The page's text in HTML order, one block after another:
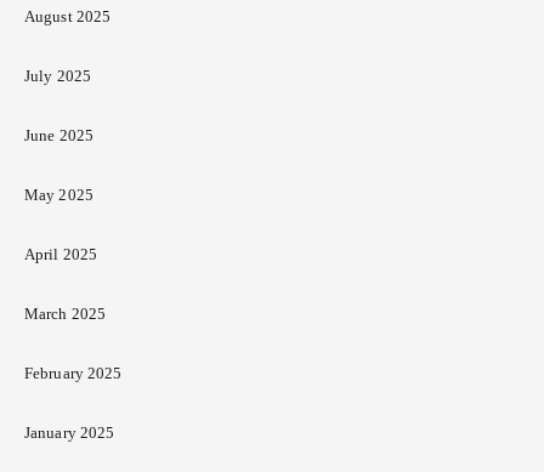
August 2025
July 2025
June 2025
May 2025
April 2025
March 2025
February 2025
January 2025